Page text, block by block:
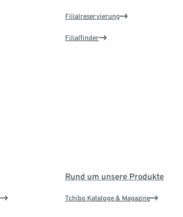
Filialreservierung
Filialfinder
Rund um unsere Produkte
Tchibo Kataloge & Magazine